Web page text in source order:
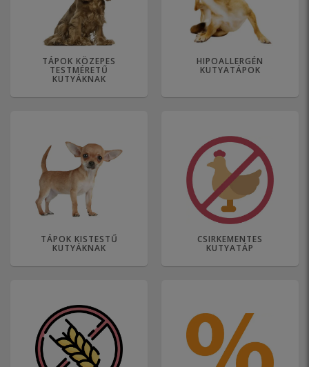
TÁPOK KÖZEPES
TESTMÉRETŰ
KUTYÁKNAK
HIPOALLERGÉN
KUTYATÁPOK
TÁPOK KISTESTŰ
KUTYÁKNAK
CSIRKEMENTES
KUTYATÁP